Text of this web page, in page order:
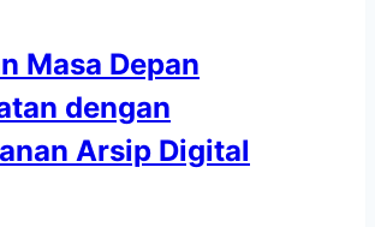
Masa Depan
dengan
Arsip Digital